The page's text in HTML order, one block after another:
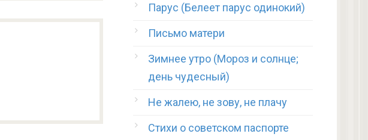
Парус (Белеет парус одинокий)
Письмо матери
Зимнее утро (Мороз и солнце;
день чудесный)
Не жалею, не зову, не плачу
Стихи о советском паспорте